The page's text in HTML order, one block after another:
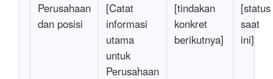
Perusahaan
dan posisi
[Catat
informasi
utama
untuk
Perusahaan
[tindakan
konkret
berikutnya]
[status
saat
ini]